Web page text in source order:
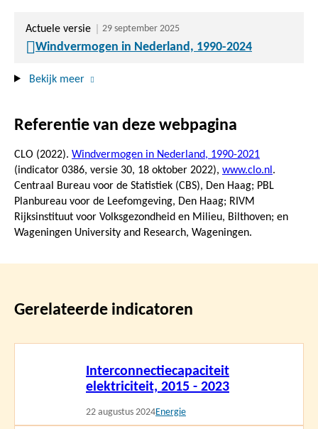
Actuele versie 29 september 2025
Windvermogen in Nederland, 1990-2024
Bekijk meer
Referentie van deze webpagina
CLO (2022). Windvermogen in Nederland, 1990-2021
(indicator 0386, versie 30, 18 oktober 2022), www.clo.nl .
Centraal Bureau voor de Statistiek (CBS), Den Haag; PBL
Planbureau voor de Leefomgeving, Den Haag; RIVM
Rijksinstituut voor Volksgezondheid en Milieu, Bilthoven; en
Wageningen University and Research, Wageningen.
Gerelateerde indicatoren
Interconnectiecapaciteit
elektriciteit, 2015 - 2023
22 augustus 2024Energie